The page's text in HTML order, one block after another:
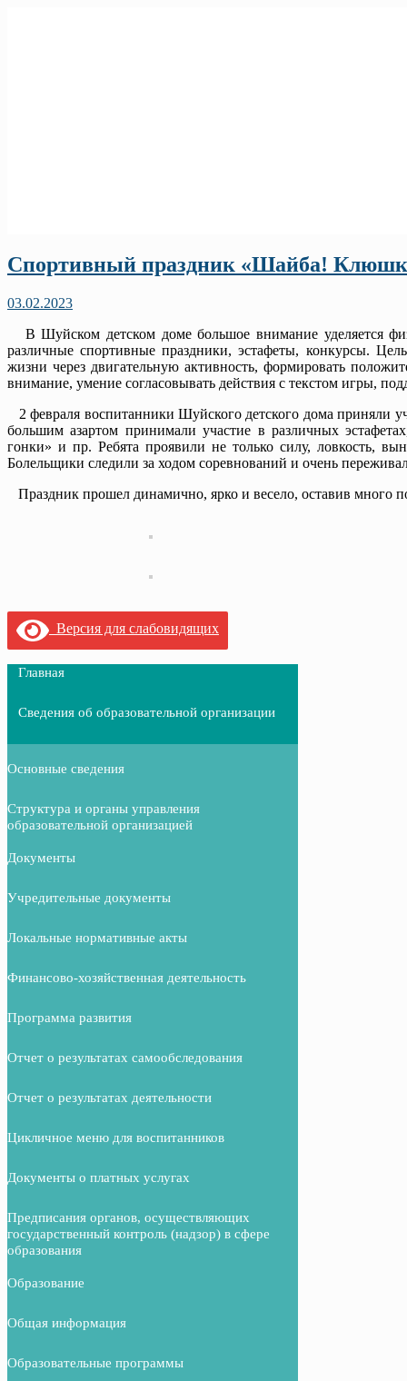
Спортивный праздник «Шайба!
03.02.2023
В Шуйском детском доме большое внимание уделяется
различные спортивные праздники, эстафеты, конкурсы.
жизни через двигательную активность, формировать
внимание, умение согласовывать действия с текстом игры,
2 февраля воспитанники Шуйского детского дома приняли
большим азартом принимали участие в различных
гонки» и пр. Ребята проявили не только силу, ловкость,
Болельщики следили за ходом соревнований и очень
Праздник прошел динамично, ярко и весело, оставив много
Версия для слабовидящих
Главная
Сведения об образовательной организации
Основные сведения
Структура и органы управления
образовательной организацией
Документы
Учредительные документы
Локальные нормативные акты
Финансово-хозяйственная деятельность
Программа развития
Отчет о результатах самообследования
Отчет о результатах деятельности
Цикличное меню для воспитанников
Документы о платных услугах
Предписания органов, осуществляющих
государственный контроль (надзор) в сфере
образования
Образование
Общая информация
Образовательные программы